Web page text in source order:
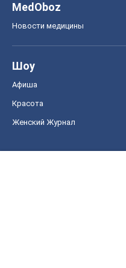
MedOboz
Новости медицины
Шоу
Афиша
Красота
Женский Журнал